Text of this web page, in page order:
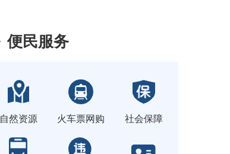
便民服务
自然资源 火车票网购 社会保障